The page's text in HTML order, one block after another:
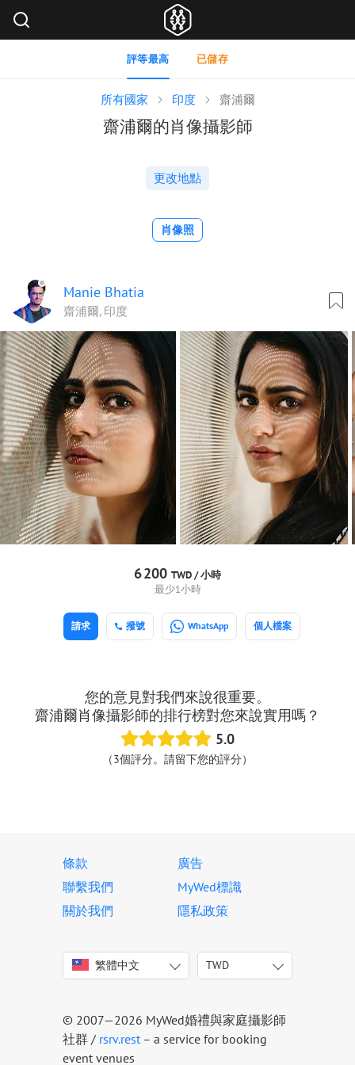
評等最高 已儲存
所有國家 印度 齋浦爾
齋浦爾的肖像攝影師
更改地點
肖像照
Manie Bhatia
齋浦爾, 印度
6200TWD /小時
最少1小時
撥號 WhatsApp 個人檔案
請求
您的意見對我們來說很重要。
齋浦爾肖像攝影師的排行榜對您來說實用嗎？
5.0
（3個評分。請留下您的評分）
條款
廣告
聯繫我們
MyWed標識
關於我們
隱私政策
繁體中文
English
Français
Español
TWD
USD
HKD
TWD
© 2007—2026 MyWed婚禮與家庭攝影師
社群 / rsrv.rest– a service for booking
event venues